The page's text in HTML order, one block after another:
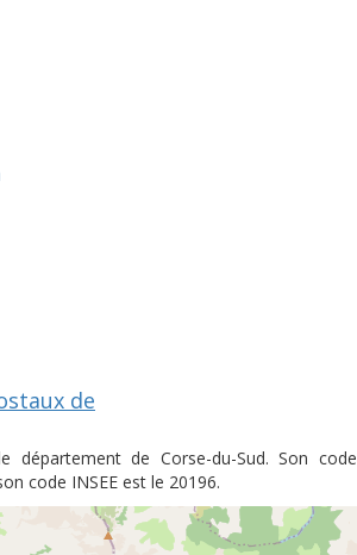
de
département de Corse-du-Sud. Son code
code INSEE est le 20196.